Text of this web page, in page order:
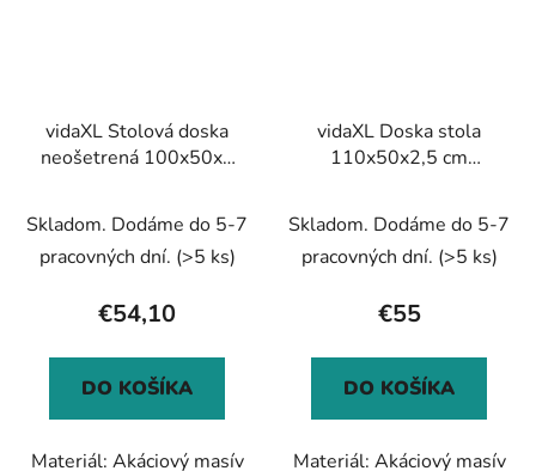
vidaXL Stolová doska
neošetrená 100x50x2
Skladom. Dodáme do 5-7
pracovných dní. (>5 ks)
€54,10
DO KOŠÍKA
Materiál: Akáciový masív
vidaXL Doska stola
110x50x2,5 cm
akácia
Skladom. Dodáme do 5-7
pracovných dní. (>5 ks)
€55
DO KOŠÍKA
Materiál: Akáciový masív